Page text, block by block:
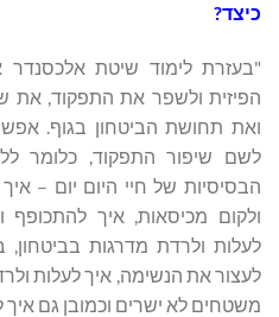
כיצד?
"בעזרת לימוד שיטת
הפיזית ולשפר את התפקוד, את
ואת תחושת הביטחון בגוף.
לשם שיפור התפקוד, כלומר
הבסיסיות של חיי היום יום –
ולקום מכיסאות, איך
לעלות ולרדת מדרגות
לעצור את הנשימה, איך לעלות
משטחים לא ישרים וכמובן גם